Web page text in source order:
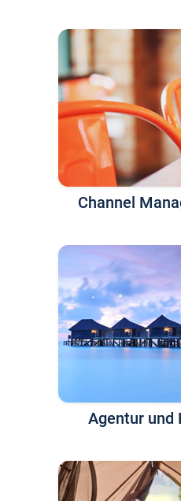
Channel
Agentur und